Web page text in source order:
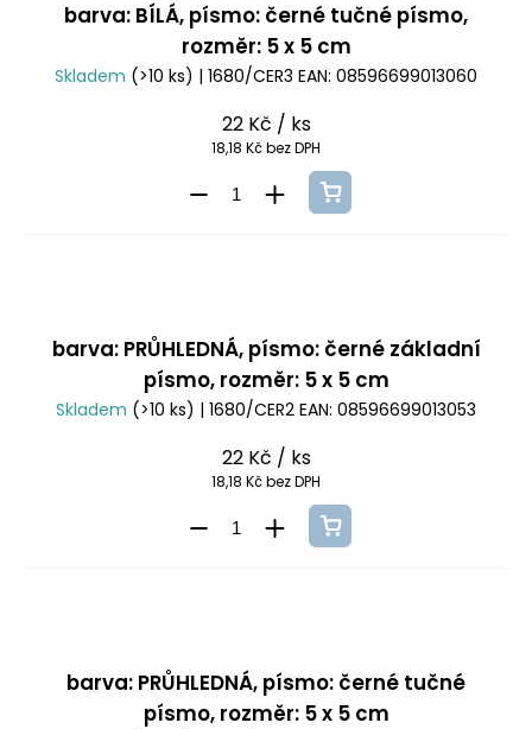
barva: BÍLÁ, písmo: černé tučné písmo,
rozměr: 5 x 5 cm
Skladem (>10 ks) | 1680/CER3 EAN: 08596699013060
22 Kč / ks
18,18 Kč bez DPH
barva: PRŮHLEDNÁ, písmo: černé základní
písmo, rozměr: 5 x 5 cm
Skladem (>10 ks) | 1680/CER2 EAN: 08596699013053
22 Kč / ks
18,18 Kč bez DPH
barva: PRŮHLEDNÁ, písmo: černé tučné
písmo, rozměr: 5 x 5 cm